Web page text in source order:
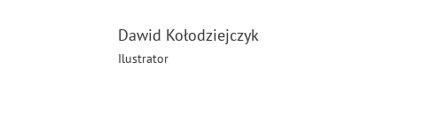
Dawid Kołodziejczyk
Ilustrator